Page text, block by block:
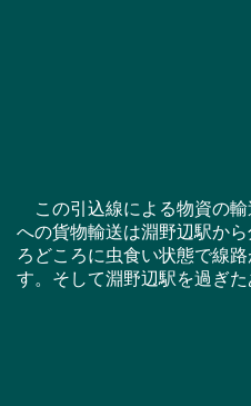
この引込線による物資の輸
への貨物輸送は淵野辺駅か
ろどころに虫食い状態で線
す。そして淵野辺駅を過ぎ